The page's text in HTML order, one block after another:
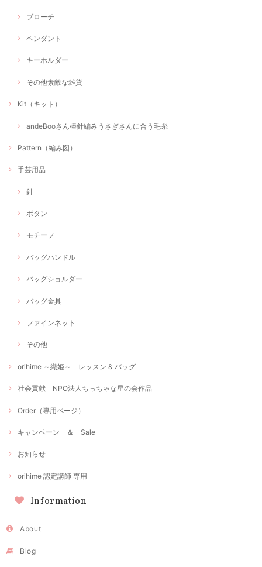
ブローチ
ペンダント
キーホルダー
その他素敵な雑貨
Kit（キット）
andeBooさん棒針編みうさぎさんに合う毛糸
Pattern（編み図）
手芸用品
針
ボタン
モチーフ
バッグハンドル
バッグショルダー
バッグ金具
ファインネット
その他
orihime ～織姫～ レッスン & バッグ
社会貢献 NPO法人ちっちゃな星の会作品
Order（専用ページ）
キャンペーン ＆ Sale
お知らせ
orihime 認定講師 専用
Information
About
Blog